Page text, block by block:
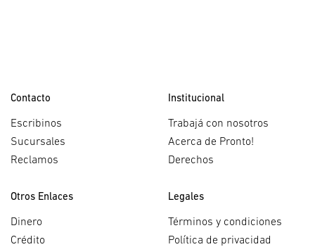
Contacto
Escribinos
Sucursales
Reclamos
Institucional
Trabajá con nosotros
Acerca de Pronto!
Derechos
Otros Enlaces
Dinero
Crédito
Legales
Términos y condiciones
Política de privacidad